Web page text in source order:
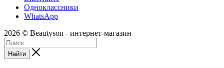
Одноклассники
WhatsApp
2026 © Beautyson - интернет-магазин
Найти